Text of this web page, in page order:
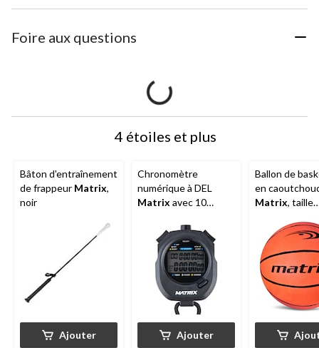
Foire aux questions
4 étoiles et plus
Bâton d'entraînement
de frappeur Matrix,
noir
Ajouter
Chronomètre
numérique à DEL
Matrix avec 10
Ajouter
Ballon de
en
Matrix, taille